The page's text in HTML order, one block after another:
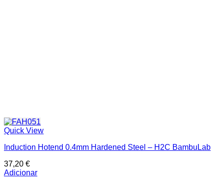
Quick View
Induction Hotend 0.4mm Hardened Steel – H2C BambuLab
37,20 €
Adicionar